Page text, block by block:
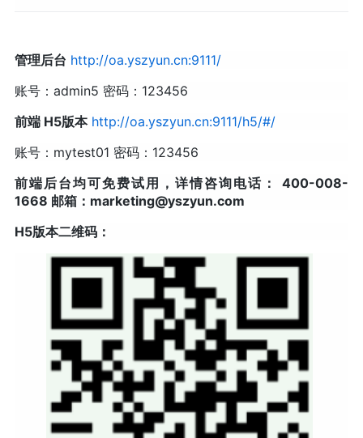
管理后台 http://oa.yszyun.cn:9111/
账号：admin5 密码：123456
前端 H5版本 http://oa.yszyun.cn:9111/h5/#/
账号：mytest01 密码：123456
前端后台均可免费试用，详情咨询电话： 400-008-
1668 邮箱：marketing@yszyun.com
H5版本二维码：